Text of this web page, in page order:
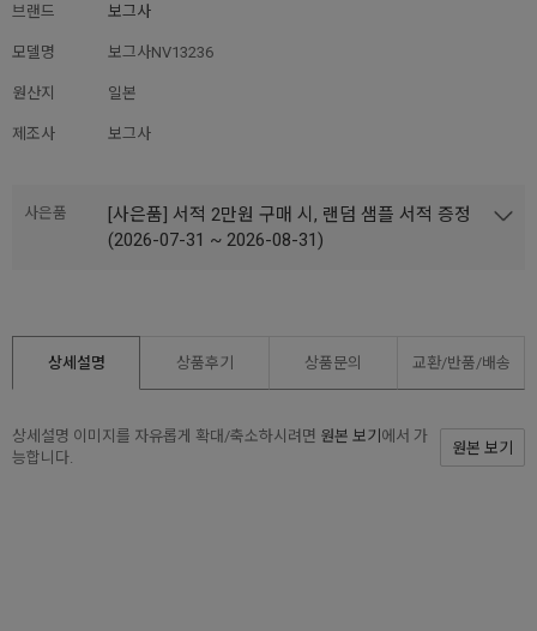
브랜드 보그사
모델명 보그사NV13236
원산지 일본
제조사 보그사
사은품
[사은품] 서적 2만원 구매 시, 랜덤 샘플 서적 증정
(2026-07-31 ~ 2026-08-31)
상세설명 상품후기 상품문의 교환/반품/배송
상세설명 이미지를 자유롭게 확대/축소하시려면 원본 보기 에서 가
능합니다.
원본 보기